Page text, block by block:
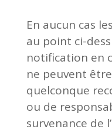
En aucun cas
au point ci-
notification en
ne peuvent
quelconque
ou de
survenance de